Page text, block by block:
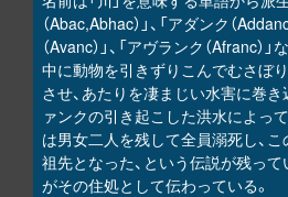
（Abac,Abhac）」、「アダンク（
（Avanc）」、「アヴランク（Afranc
中に動物を引きずりこんでむさぼ
させ、あたりを凄まじい水害に巻
ァンクの引き起こした洪水によっ
は男女二人を残して全員溺死し、
祖先となった、という伝説が残っ
がその住処として伝わっている。